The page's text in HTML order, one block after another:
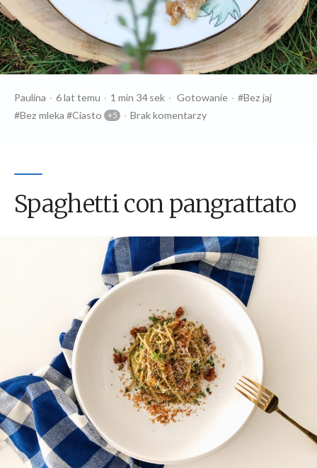
Opublikowany
przez
Paulina 6 lat temu
Czas
czytania
1 min 34 sek
Opublikowany
w
Gotowanie Tagi:
Bez jaj
Bez mleka
Ciasto Brak komentarzy
Spaghetti con pangrattato